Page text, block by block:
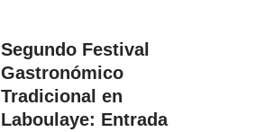
Segundo Festival
Gastronómico
Tradicional en
Laboulaye: Entrada